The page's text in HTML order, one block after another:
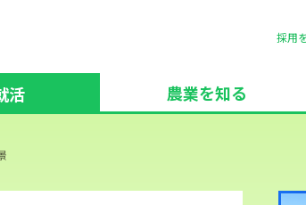
採用
活 農業を知る